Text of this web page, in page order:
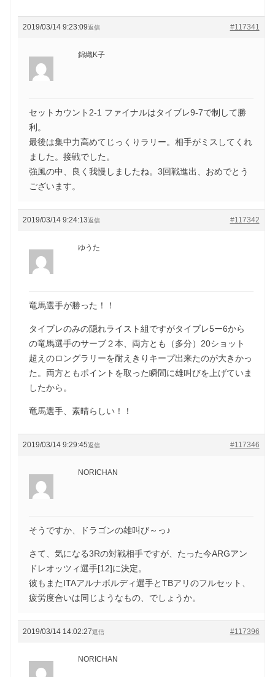
2019/03/14 9:23:09 #117341
返信
錦織K子
セットカウント2-1 ファイナルはタイブレ9-7で制して勝
利。
最後は集中力高めてじっくりラリー。相手がミスしてくれ
ました。接戦でした。
強風の中、良く我慢しましたね。3回戦進出、おめでとう
ございます。
2019/03/14 9:24:13 #117342
返信
ゆうた
竜馬選手が勝った！！
タイブレのみの隠れライスト組ですがタイブレ5ー6から
の竜馬選手のサーブ２本、両方とも（多分）20ショット
超えのロングラリーを耐えきりキープ出来たのが大きかっ
た。両方ともポイントを取った瞬間に雄叫びを上げていま
したから。
竜馬選手、素晴らしい！！
2019/03/14 9:29:45 #117346
返信
NORICHAN
そうですか、ドラゴンの雄叫び～っ♪
さて、気になる3Rの対戦相手ですが、たった今ARGアン
ドレオッツィ選手[12]に決定。
彼もまたITAアルナボルディ選手とTBアリのフルセット、
疲労度合いは同じようなもの、でしょうか。
2019/03/14 14:02:27 #117396
返信
NORICHAN